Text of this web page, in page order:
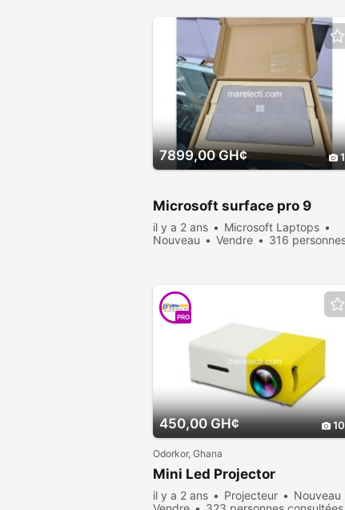
7899,00 GH¢ 1
Microsoft surface pro 9
il y a 2 ans
Microsoft Laptops
Nouveau
Vendre
316
450,00 GH¢ 10
PRO
Odorkor, Ghana
Mini Led Projector
il y a 2 ans Projecteur
Nouveau